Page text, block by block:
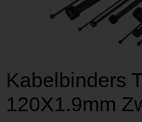
Kabelbinders
120X1.9mm